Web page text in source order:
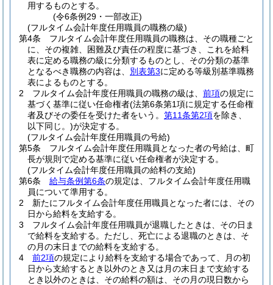
用するものとする。
(令6条例29・一部改正)
(フルタイム会計年度任用職員の職務の級)
第4条
フルタイム会計年度任用職員の職務は、その職種ごと
に、その複雑、困難及び責任の程度に基づき、これを給料
表に定める職務の級に分類するものとし、その分類の基準
となるべき職務の内容は、 別表第3に定める等級別基準職務
表によるものとする。
2
フルタイム会計年度任用職員の職務の級は、 前項の規定に
基づく基準に従い任命権者(法第6条第1項に規定する任命権
者及びその委任を受けた者をいう。 第11条第2項を除き、
以下同じ。)が決定する。
(フルタイム会計年度任用職員の号給)
第5条
フルタイム会計年度任用職員となった者の号給は、町
長が規則で定める基準に従い任命権者が決定する。
(フルタイム会計年度任用職員の給料の支給)
第6条
給与条例第6条の規定は、フルタイム会計年度任用職
員について準用する。
2
新たにフルタイム会計年度任用職員となった者には、その
日から給料を支給する。
3
フルタイム会計年度任用職員が退職したときは、その日ま
で給料を支給する。 ただし、死亡による退職のときは、そ
の月の末日までの給料を支給する。
4
前2項の規定により給料を支給する場合であって、月の初
日から支給するとき以外のとき又は月の末日まで支給する
とき以外のときは、その給料の額は、その月の現日数から